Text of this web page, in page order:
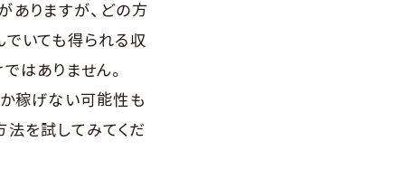
ありますが、どの方
いても得られる収
はありません。
稼げない可能性も
を試してみてくだ